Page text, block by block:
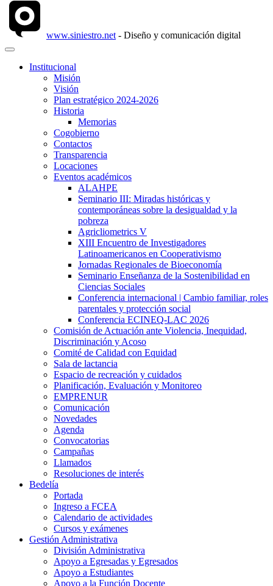
www.siniestro.net - Diseño y comunicación digital
Institucional
Misión
Visión
Plan estratégico 2024-2026
Historia
Memorias
Cogobierno
Contactos
Transparencia
Locaciones
Eventos académicos
ALAHPE
Seminario III: Miradas históricas y
contemporáneas sobre la desigualdad y la
pobreza
Agricliometrics V
XIII Encuentro de Investigadores
Latinoamericanos en Cooperativismo
Jornadas Regionales de Bioeconomía
Seminario Enseñanza de la Sostenibilidad en
Ciencias Sociales
Conferencia internacional | Cambio familiar, roles
parentales y protección social
Conferencia ECINEQ-LAC 2026
Comisión de Actuación ante Violencia, Inequidad,
Discriminación y Acoso
Comité de Calidad con Equidad
Sala de lactancia
Espacio de recreación y cuidados
Planificación, Evaluación y Monitoreo
EMPRENUR
Comunicación
Novedades
Agenda
Convocatorias
Campañas
Llamados
Resoluciones de interés
Bedelía
Portada
Ingreso a FCEA
Calendario de actividades
Cursos y exámenes
Gestión Administrativa
División Administrativa
Apoyo a Egresadas y Egresados
Apoyo a Estudiantes
Apoyo a la Función Docente